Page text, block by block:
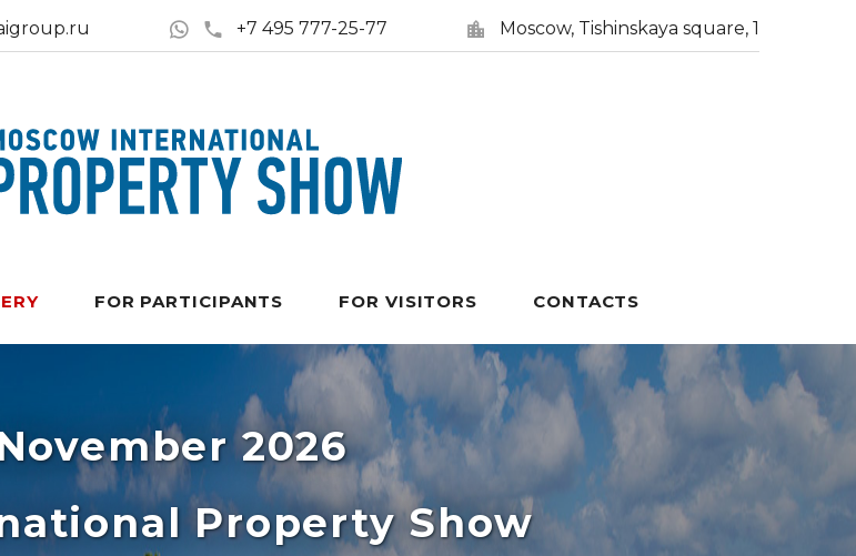
+7 495 777-25-77 Moscow, Tishinskaya square, 1
FOR PARTICIPANTS FOR VISITORS CONTACTS
2026
Property Show